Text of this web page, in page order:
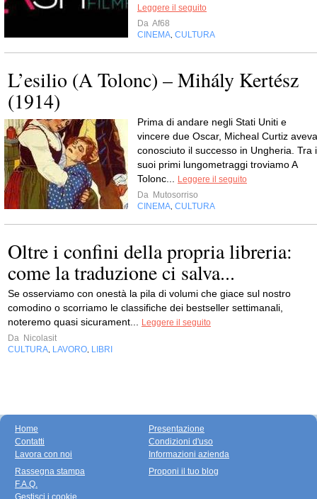
Leggere il seguito
Da Af68
CINEMA, CULTURA
L’esilio (A Tolonc) – Mihály Kertész
(1914)
Prima di andare negli Stati Uniti e
vincere due Oscar, Micheal Curtiz aveva
conosciuto il successo in Ungheria. Tra i
suoi primi lungometraggi troviamo A
Tolonc... Leggere il seguito
Da Mutosorriso
CINEMA, CULTURA
Oltre i confini della propria libreria:
come la traduzione ci salva...
Se osserviamo con onestà la pila di volumi che giace sul nostro
comodino o scorriamo le classifiche dei bestseller settimanali,
noteremo quasi sicurament... Leggere il seguito
Da Nicolasit
CULTURA, LAVORO, LIBRI
Home
Contatti
Lavora con noi
Presentazione
Condizioni d'uso
Informazioni azienda
Rassegna stampa
F.A.Q.
Proponi il tuo blog